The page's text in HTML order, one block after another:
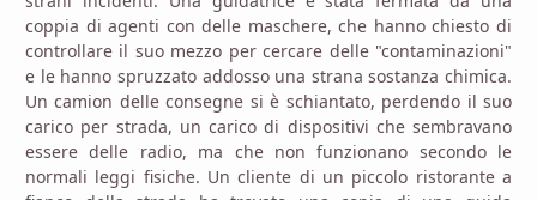
coppia di agenti con delle maschere, che hanno chiesto di
controllare il suo mezzo per cercare delle "contaminazioni"
e le hanno spruzzato addosso una strana sostanza chimica.
Un camion delle consegne si è schiantato, perdendo il suo
carico per strada, un carico di dispositivi che sembravano
essere delle radio, ma che non funzionano secondo le
normali leggi fisiche. Un cliente di un piccolo ristorante a